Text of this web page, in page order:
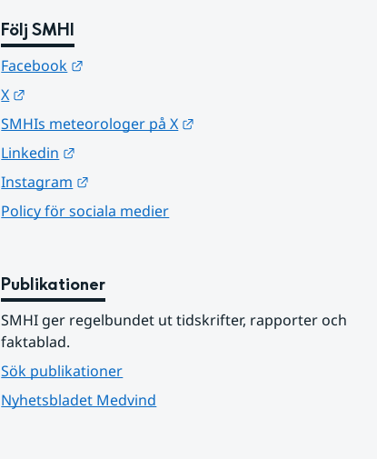
Följ SMHI
Facebook
X
SMHIs meteorologer på X
Linkedin
Instagram
Policy för sociala medier
Publikationer
SMHI ger regelbundet ut tidskrifter, rapporter och
faktablad.
Sök publikationer
Nyhetsbladet Medvind